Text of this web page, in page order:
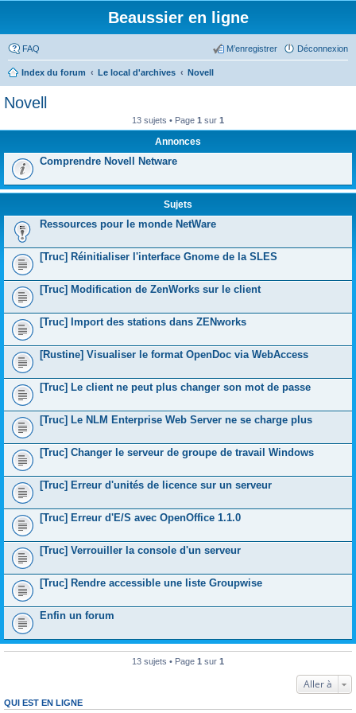
Beaussier en ligne
FAQ Déconnexion
M’enregistrer
Index du forum Le local d'archives Novell
Novell
13 sujets • Page 1 sur 1
Annonces
Comprendre Novell Netware
Sujets
Ressources pour le monde NetWare
[Truc] Réinitialiser l'interface Gnome de la SLES
[Truc] Modification de ZenWorks sur le client
[Truc] Import des stations dans ZENworks
[Rustine] Visualiser le format OpenDoc via WebAccess
[Truc] Le client ne peut plus changer son mot de passe
[Truc] Le NLM Enterprise Web Server ne se charge plus
[Truc] Changer le serveur de groupe de travail Windows
[Truc] Erreur d'unités de licence sur un serveur
[Truc] Erreur d'E/S avec OpenOffice 1.1.0
[Truc] Verrouiller la console d'un serveur
[Truc] Rendre accessible une liste Groupwise
Enfin un forum
13 sujets • Page 1 sur 1
Aller à
QUI EST EN LIGNE